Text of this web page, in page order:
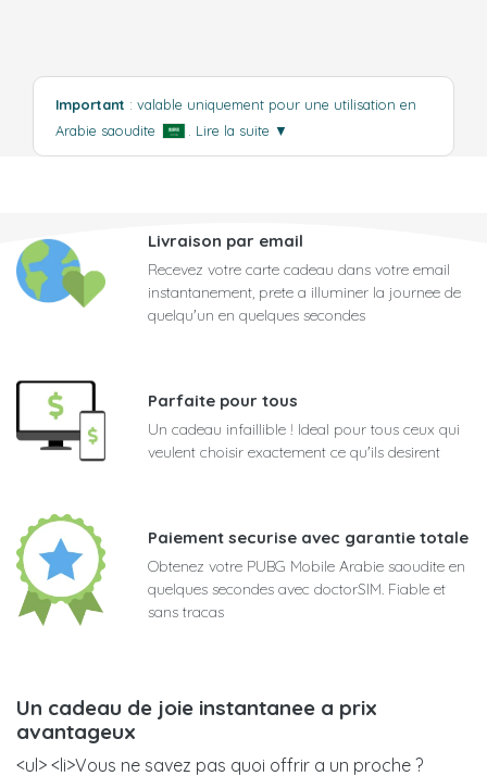
Important : valable uniquement pour une utilisation en
Arabie saoudite
Lire la suite ▼
Livraison par email
Recevez votre carte cadeau dans votre email
instantanement, prete a illuminer la journee de
quelqu'un en quelques secondes
Parfaite pour tous
Un cadeau infaillible ! Ideal pour tous ceux qui
veulent choisir exactement ce qu'ils desirent
Paiement securise avec garantie totale
Obtenez votre PUBG Mobile Arabie saoudite en
quelques secondes avec doctorSIM. Fiable et
sans tracas
Un cadeau de joie instantanee a prix
avantageux
<ul> <li>Vous ne savez pas quoi offrir a un proche ?